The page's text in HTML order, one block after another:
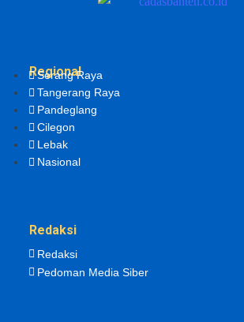
Regional
Serang Raya
Tangerang Raya
Pandeglang
Cilegon
Lebak
Nasional
Redaksi
Redaksi
Pedoman Media Siber